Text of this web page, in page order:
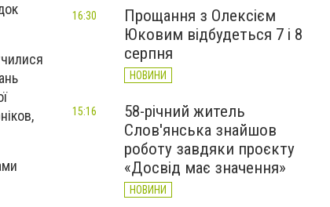
Прощання з Олексієм
Юковим відбудеться 7 і 8
серпня
НОВИНИ
16:30
58-річний житель
Слов'янська знайшов
роботу завдяки проєкту
«Досвід має значення»
НОВИНИ
15:16